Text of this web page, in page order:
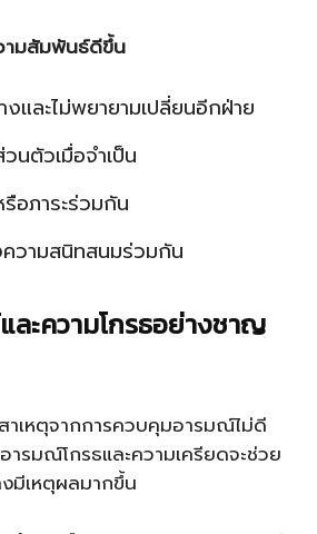
ามสัมพันธ์ดีขึ้น
และไม่พยายามเปลี่ยนอีกฝ่าย
นตัวเมื่อจำเป็น
อภาระร่วมกัน
วามสนิทสนมร่วมกัน
ะความโกรธอย่างชาญ
าเหตุจากการควบคุมอารมณ์ไม่ดี
ารมณ์โกรธและความเครียดจะช่วย
มีเหตุผลมากขึ้น